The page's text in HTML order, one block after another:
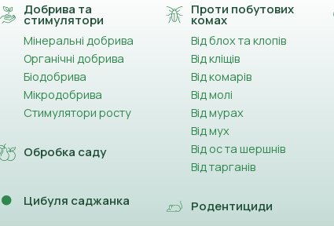
Добрива та
стимулятори
Мінеральні добрива
Органічні добрива
Біодобрива
Мікродобрива
Стимулятори росту
Обробка саду
Цибуля саджанка
Проти побутових
комах
Від блох та клопів
Від кліщів
Від комарів
Від молі
Від мурах
Від мух
Від ос та шершнів
Від тарганів
Родентициди